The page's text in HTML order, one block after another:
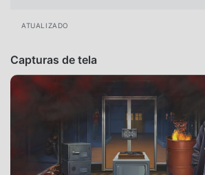
ATUALIZADO
Capturas de tela